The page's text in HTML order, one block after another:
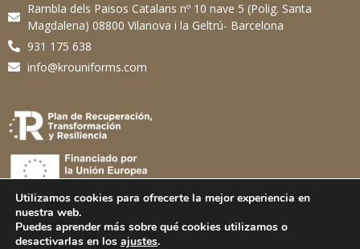
Rambla dels Paisos Catalans nº 10 nave 5 (Polig. Santa
Magdalena) 08800 Vilanova i la Geltrú- Barcelona
931 175 638
info@krouniforms.com
© Copyright 2025 KRO Uniforms.
Designed and powered by
Utilizamos cookies para ofrecerte la mejor experiencia en
nuestra web.
Puedes aprender más sobre qué cookies utilizamos o
desactivarlas en los ajustes.